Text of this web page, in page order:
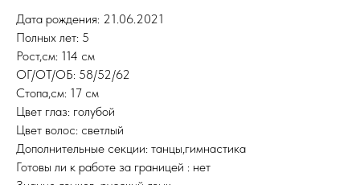
Дата рождения: 21.06.2021
Полных лет: 5
Рост,см: 114 см
ОГ/ОТ/ОБ: 58/52/62
Стопа,см: 17 см
Цвет глаз: голубой
Цвет волос: светлый
Дополнительные секции: танцы,гимнастика
Готовы ли к работе за границей : нет